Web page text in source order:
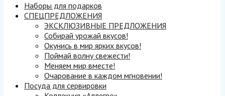
Наборы для подарков
СПЕЦПРЕДЛОЖЕНИЯ
ЭКСКЛЮЗИВНЫЕ ПРЕДЛОЖЕНИЯ
Собирай урожай вкусов!
Окунись в мир ярких вкусов!
Поймай волну свежести!
Меняем мир вместе!
Очарование в каждом мгновении!
Посуда для сервировки